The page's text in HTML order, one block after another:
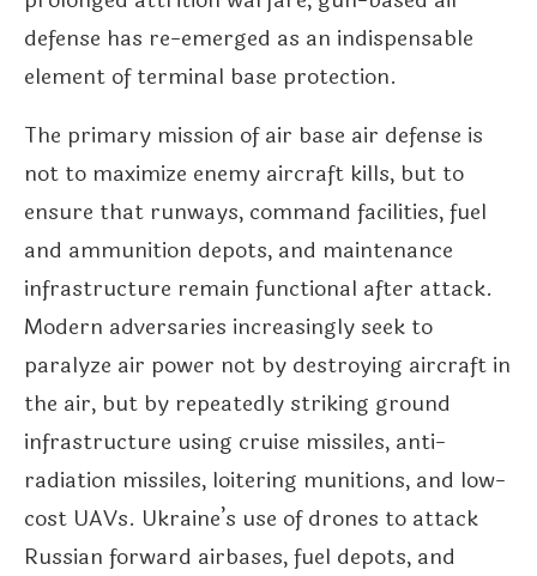
defense has re-emerged as an indispensable
element of terminal base protection.
The primary mission of air base air defense is
not to maximize enemy aircraft kills, but to
ensure that runways, command facilities, fuel
and ammunition depots, and maintenance
infrastructure remain functional after attack.
Modern adversaries increasingly seek to
paralyze air power not by destroying aircraft in
the air, but by repeatedly striking ground
infrastructure using cruise missiles, anti-
radiation missiles, loitering munitions, and low-
cost UAVs. Ukraine’s use of drones to attack
Russian forward airbases, fuel depots, and